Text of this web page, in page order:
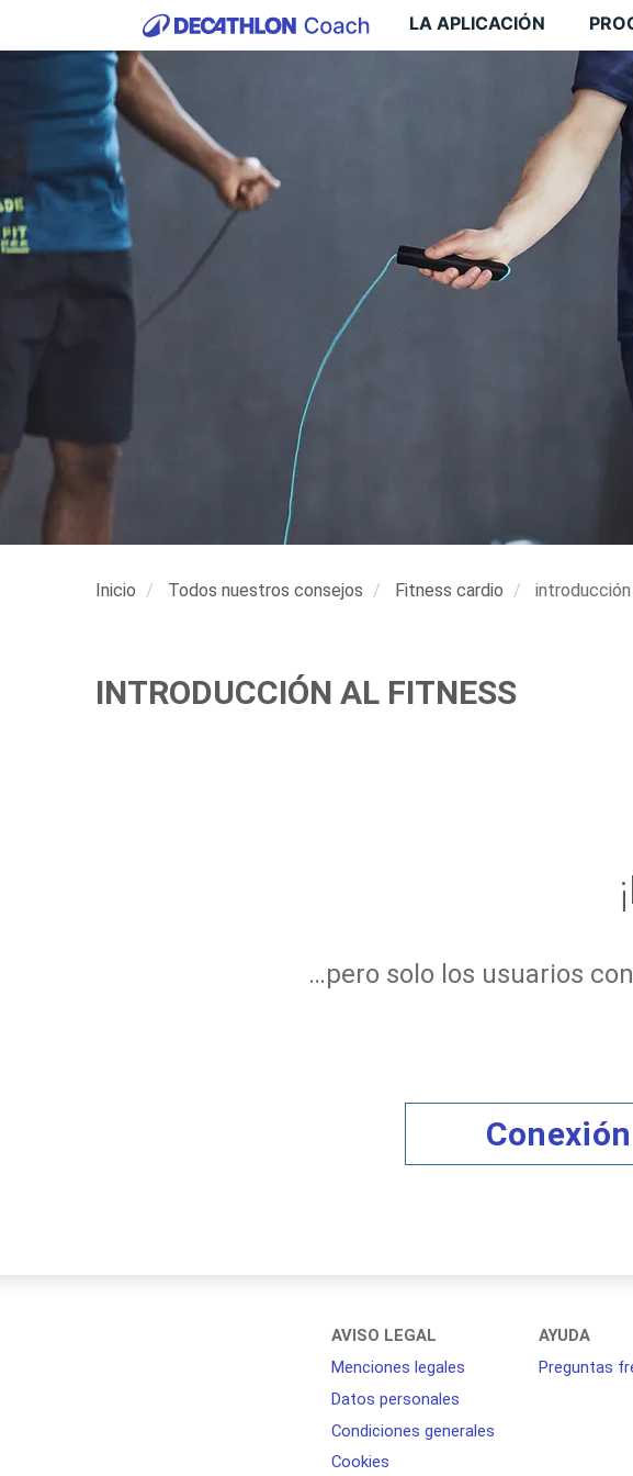
LA APLICACIÓN
Inicio Todos nuestros consejos Fitness cardio
INTRODUCCIÓN AL FITNESS
…pero solo los usuarios
Conexión
AVISO LEGAL
Menciones legales
Datos personales
Condiciones generales
Cookies
AYUDA
Preguntas